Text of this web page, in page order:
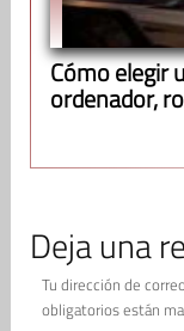
Cómo elegir
ordenador,
Deja una
Tu dirección de
obligatorios están